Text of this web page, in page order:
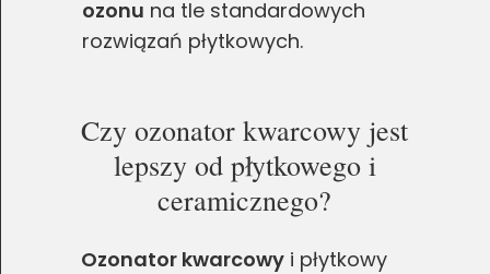
ozonu na tle standardowych
rozwiązań płytkowych.
Czy ozonator kwarcowy jest
lepszy od płytkowego i
ceramicznego?
Ozonator kwarcowy i płytkowy